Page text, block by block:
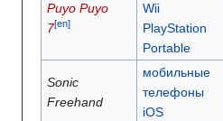
Puyo Puyo
7[en]
Wii
PlayStation
Portable
Sonic
Freehand
мобильные
телефоны
iOS